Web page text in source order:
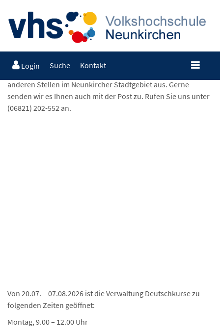
Login Suche Kontakt
Es liegt ab Montag, 3. August, in der VHS Neunkirchen und an
anderen Stellen im Neunkircher Stadtgebiet aus. Gerne
senden wir es Ihnen auch mit der Post zu. Rufen Sie uns unter
(06821) 202-552 an.
Von 20.07. – 07.08.2026 ist die Verwaltung Deutschkurse zu
folgenden Zeiten geöffnet:
Montag, 9.00 – 12.00 Uhr